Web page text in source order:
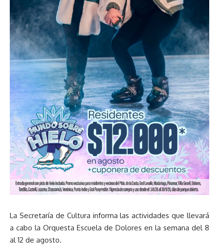
La Secretaría de Cultura informa las actividades que llevará
a cabo la Orquesta Escuela de Dolores en la semana del 8
al 12 de agosto.